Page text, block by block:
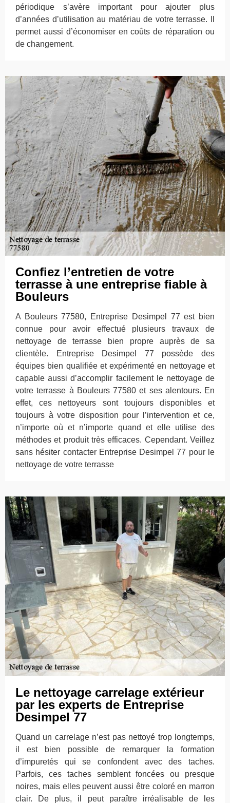
périodique s’avère important pour ajouter plus
d’années d’utilisation au matériau de votre terrasse. Il
permet aussi d’économiser en coûts de réparation ou
de changement.
Confiez l’entretien de votre
terrasse à une entreprise fiable à
Bouleurs
A Bouleurs 77580, Entreprise Desimpel 77 est bien
connue pour avoir effectué plusieurs travaux de
nettoyage de terrasse bien propre auprès de sa
clientèle. Entreprise Desimpel 77 possède des
équipes bien qualifiée et expérimenté en nettoyage et
capable aussi d’accomplir facilement le nettoyage de
votre terrasse à Bouleurs 77580 et ses alentours. En
effet, ces nettoyeurs sont toujours disponibles et
toujours à votre disposition pour l’intervention et ce,
n’importe où et n’importe quand et elle utilise des
méthodes et produit très efficaces. Cependant. Veillez
sans hésiter contacter Entreprise Desimpel 77 pour le
nettoyage de votre terrasse
Le nettoyage carrelage extérieur
par les experts de Entreprise
Desimpel 77
Quand un carrelage n’est pas nettoyé trop longtemps,
il est bien possible de remarquer la formation
d’impuretés qui se confondent avec des taches.
Parfois, ces taches semblent foncées ou presque
noires, mais elles peuvent aussi être coloré en marron
clair. De plus, il peut paraître irréalisable de les